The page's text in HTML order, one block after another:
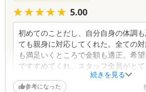
続きを見る
★★★★★
★★★★★ 5.00
初めてのことだし、自分自身の体調
ても親身に対応してくれた。全ての
も満足いくところで金額も適正。希
ですすめてくれ、スタッフ全員がと
添って、あたたかい気持ちになれる。
参考になった